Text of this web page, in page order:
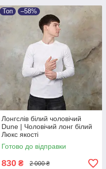
Топ –58%
Лонгслів білий чоловічий
Dune | Чоловічий лонг білий
Люкс якості
Готово до відправки
830 ₴ 2 000 ₴